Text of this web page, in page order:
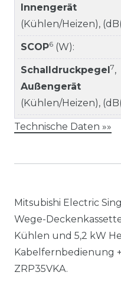
Innengerät
(Kühlen/Heizen),
SCOP6 (W):
Schalldruckpegel 7,
Außengerät
(Kühlen/Heizen),
Technische Daten »»
Mitsubishi Electric
Wege-
Kühlen und 5,2 kW
Kabelfernbedienung
ZRP35VKA.